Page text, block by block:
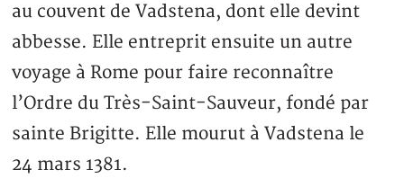
au couvent de Vadstena, dont elle devint
abbesse. Elle entreprit ensuite un autre
voyage à Rome pour faire reconnaître
l’Ordre du Très-Saint-Sauveur, fondé par
sainte Brigitte. Elle mourut à Vadstena le
24 mars 1381.